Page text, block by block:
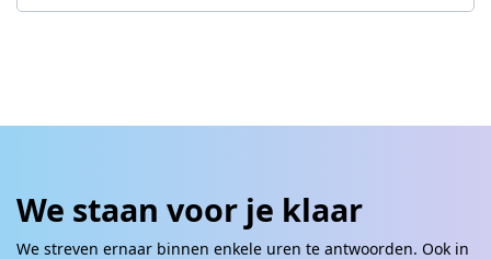
We staan voor je klaar
We streven ernaar binnen enkele uren te antwoorden. Ook in